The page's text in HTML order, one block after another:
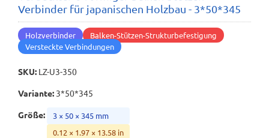
Verbinder für japanischen Holzbau - 3*50*345
Holzverbinder
Balken-Stützen-Strukturbefestigung
Versteckte Verbindungen
SKU: LZ-U3-350
Variante: 3*50*345
Größe:
3 × 50 × 345 mm
0.12 × 1.97 × 13.58 in